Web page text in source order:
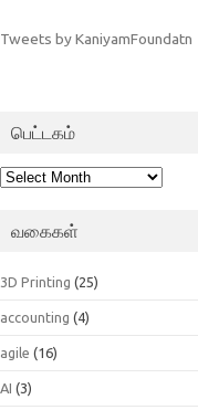
Tweets by KaniyamFoundatn
பெட்டகம்
பெட்டகம்
வகைகள்
3D Printing (25)
accounting (4)
agile (16)
AI (3)